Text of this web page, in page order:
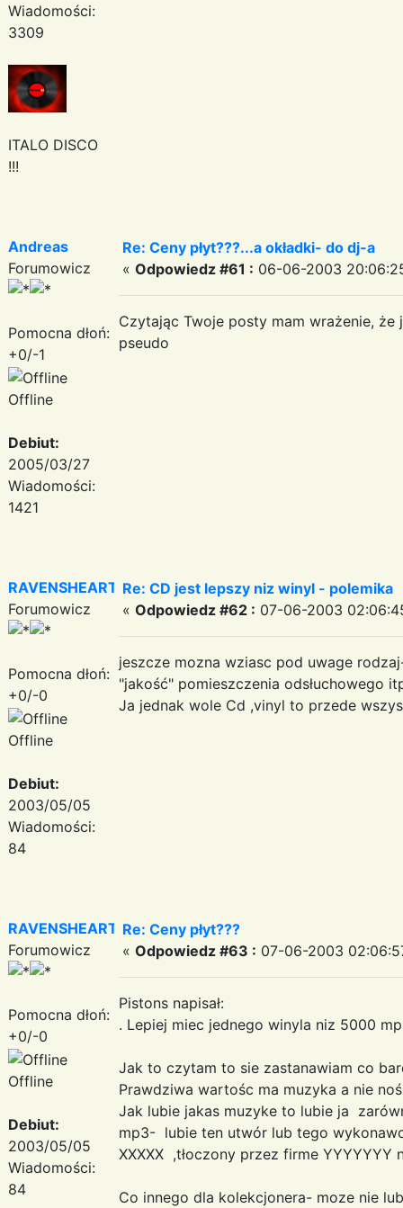
Wiadomości:
3309
ITALO DISCO
!!!
Andreas
Forumowicz
Pomocna dłoń:
+0/-1
Offline
Debiut:
2005/03/27
Wiadomości:
1421
Re: Ceny płyt???...a okładki- do dj-a
« Odpowiedz #61 : 06-06-2003
Czytając Twoje posty mam wrażenie, że
pseudo
RAVENSHEART
Forumowicz
Pomocna dłoń:
+0/-0
Offline
Debiut:
2003/05/05
Wiadomości:
84
Re: CD jest lepszy niz winyl - polemika
« Odpowiedz #62 : 07-06-2003
jeszcze mozna wziasc pod uwage
"jakość" pomieszczenia
Ja jednak wole Cd ,vinyl to przede
RAVENSHEART
Forumowicz
Pomocna dłoń:
+0/-0
Offline
Debiut:
2003/05/05
Wiadomości:
84
Re: Ceny płyt???
« Odpowiedz #63 : 07-06-2003
Pistons napisał:
. Lepiej miec jednego winyla niz 5000
Jak to czytam to sie zastanawiam co
Prawdziwa wartośc ma muzyka a nie
Jak lubie jakas muzyke to lubie ja
mp3- lubie ten utwór lub tego
XXXXX ,tłoczony przez firme
Co innego dla kolekcjonera- moze nie